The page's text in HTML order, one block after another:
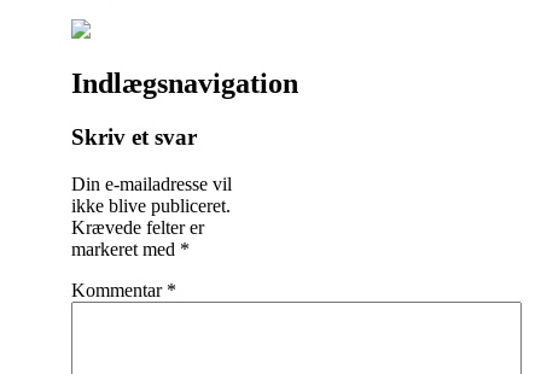
Indlægsnavigation
Skriv et svar
Din e-mailadresse vil
ikke blive publiceret.
Krævede felter er
markeret med *
Kommentar *